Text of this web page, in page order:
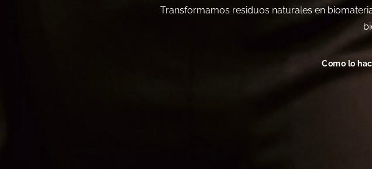
Transformamos residuos naturales en
Como lo